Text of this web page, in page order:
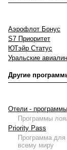
Аэрофлот Бонус
S7 Приоритет
ЮТэйр Статус
Уральские
Другие
Отели -
Программы
Priority Pass
Программа для
всему миру